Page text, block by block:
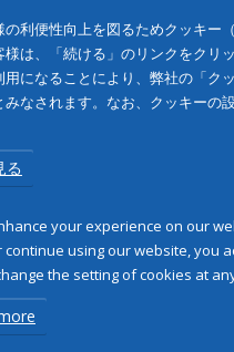
の利便性向上を図るためクッキー
は、「続ける」のリンクをクリ
用になることにより、弊社の「ク
なされます。なお、クッキーの
る
your experience on our
using our website, you
the setting of cookies at